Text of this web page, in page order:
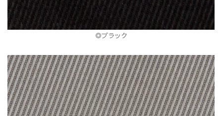
◎ブラック